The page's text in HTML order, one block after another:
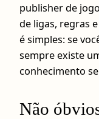
publisher de
de ligas, regras
é simples: se
sempre existe
conhecimento
Não